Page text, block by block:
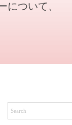
について、